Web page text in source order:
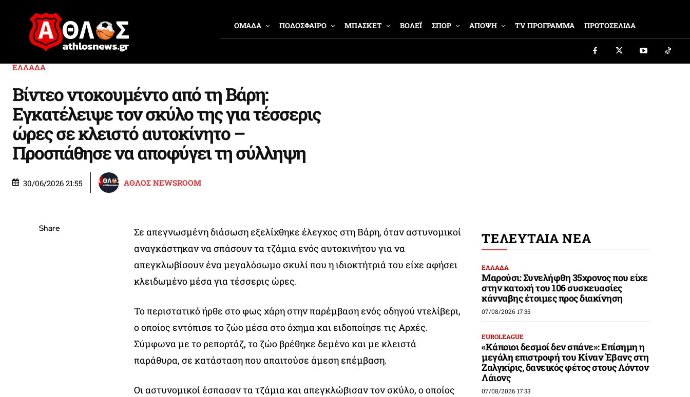
ΟΜΑΔΑ ΠΟΔΟΣΦΑΙΡΟ ΜΠΑΣΚΕΤ ΒΟΛΕΪ ΣΠΟΡ ΑΠΟΨΗ TV ΠΡΟΓΡΑΜΜΑ ΠΡΩΤΟΣΕΛΙΔΑ
ΕΛΛΑΔΑ
Βίντεο ντοκουμέντο από τη Βάρη:
Εγκατέλειψε τον σκύλο της για τέσσερις
ώρες σε κλειστό αυτοκίνητο –
Προσπάθησε να αποφύγει τη σύλληψη
30/06/2026 21:55 ΑΘΛΟΣ NEWSROOM
Share
Σε απεγνωσμένη διάσωση εξελίχθηκε έλεγχος στη Βάρη, όταν αστυνομικοί
αναγκάστηκαν να σπάσουν τα τζάμια ενός αυτοκινήτου για να
απεγκλωβίσουν ένα μεγαλόσωμο σκυλί που η ιδιοκτήτριά του είχε αφήσει
κλειδωμένο μέσα για τέσσερις ώρες.
Το περιστατικό ήρθε στο φως χάρη στην παρέμβαση ενός οδηγού ντελίβερι,
ο οποίος εντόπισε το ζώο μέσα στο όχημα και ειδοποίησε τις Αρχές.
Σύμφωνα με το ρεπορτάζ, το ζώο βρέθηκε δεμένο και με κλειστά
παράθυρα, σε κατάσταση που απαιτούσε άμεση επέμβαση.
Οι αστυνομικοί έσπασαν τα τζάμια και απεγκλώβισαν τον σκύλο, ο οποίος
ΤΕΛΕΥΤΑΙΑ ΝΕΑ
ΕΛΛΑΔΑ
Μαρούσι: Συνελήφθη 35χρονος που είχε
στην κατοχή του 106 συσκευασίες
κάνναβης έτοιμες προς διακίνηση
07/08/2026 17:35
EUROLEAGUE
«Κάποιοι δεσμοί δεν σπάνε»: Επίσημη η
μεγάλη επιστροφή του Κίναν Έβανς στη
Ζαλγκίρις, δανεικός φέτος στους Λόντον
Λάιονς
07/08/2026 17:33